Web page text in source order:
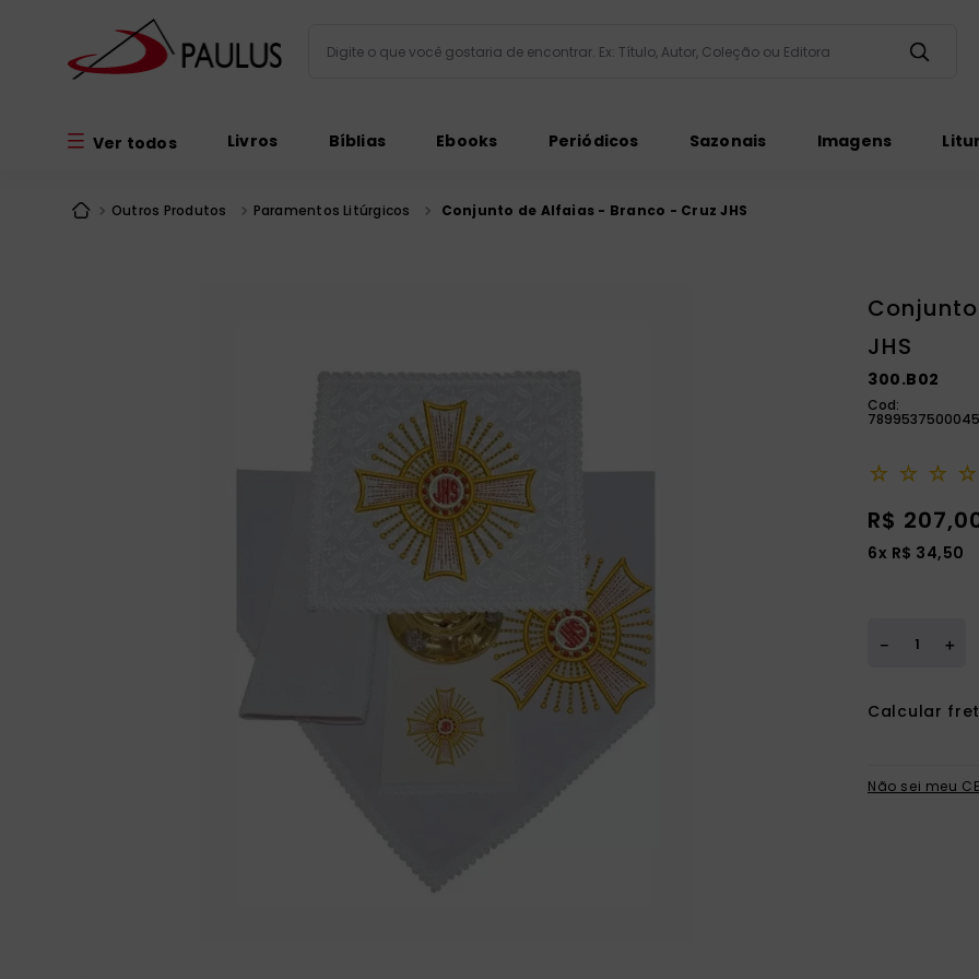
Ver todos Livros Bíblias Ebooks Periódicos Sazonais Imagens
Outros Produtos Paramentos Litúrgicos Conjunto de Alfaias - Branco - Cruz JHS
JHS
300.B02
Cod:
7899537500045
☆ ☆ ☆ ☆
R$ 207,
6x R$ 34,50
＋
－
Não sei meu
patristica
º catequese
10º bíblia ave maria